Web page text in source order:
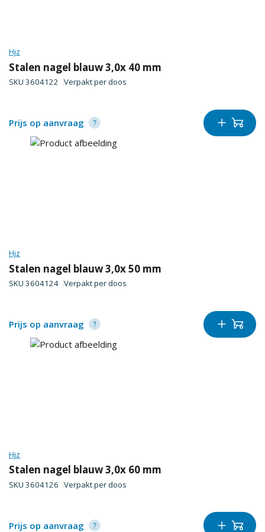
Hjz
Stalen nagel blauw 3,0x 40 mm
SKU 3604122 Verpakt perdoos
Prijs op aanvraag
Hjz
Stalen nagel blauw 3,0x 50 mm
SKU 3604124 Verpakt perdoos
Prijs op aanvraag
Hjz
Stalen nagel blauw 3,0x 60 mm
SKU 3604126 Verpakt perdoos
Prijs op aanvraag